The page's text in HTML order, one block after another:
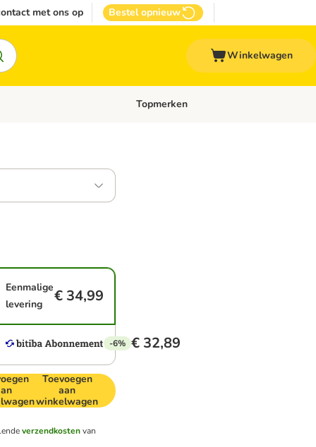
met ons op Bestel opnieuw
Winkelwagen
Overige huisdieren Open categoriemenu: Top Deals
Topmerken
Eenmalige
levering
€ 34,99
-6% € 32,89
Toevoegen
aan
winkelwagen
verzendkostenvan